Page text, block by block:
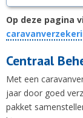
Op deze pagina
Centraal
Met een
jaar door goed
pakket